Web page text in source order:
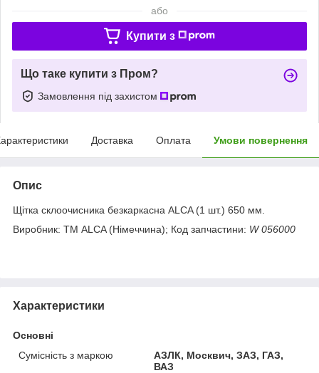
або
Купити з
Що таке купити з Пром?
Замовлення під захистом
Доставка Оплата Умови повернення
Опис
Щітка склоочисника безкаркасна ALCA (1 шт.) 650 мм.
Виробник: ТМ ALCA (Німеччина); Код запчастини: W 056000
Характеристики
Основні
Сумісність з маркою
АЗЛК, Москвич, ЗАЗ, ГАЗ,
ВАЗ